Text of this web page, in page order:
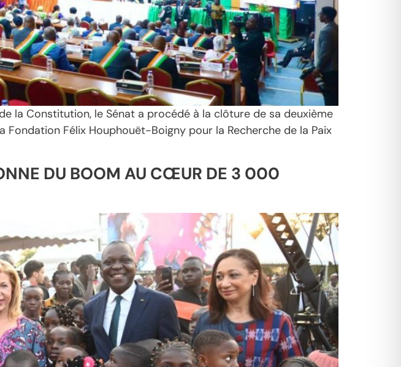
la Constitution, le Sénat a procédé à la clôture de sa deuxième
Fondation Félix Houphouët-Boigny pour la Recherche de la Paix
DU BOOM AU CŒUR DE 3 000